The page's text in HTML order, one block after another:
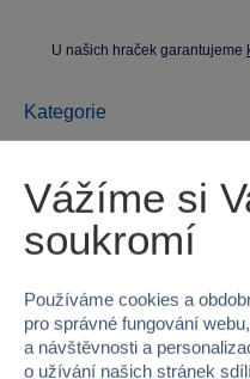
U našich hraček garantujeme
Kategorie
Parametry produktu
Kód produktu
Vážíme si
soukromí
Používáme cookies a
pro správné fungování
a návštěvnosti a
o užívání našich stránek